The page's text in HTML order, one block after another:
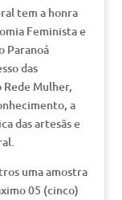
tem a honra
Feminista e
Paranoá
das
Mulher,
a
das artesãs e
uma amostra
05 (cinco)